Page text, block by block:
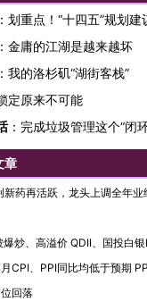
人道危
班牙
届链博
”接产
： 划重点！“十四五”规划
： 金庸的江湖是越来越坏
： 我的洛杉矶“湖街客栈”
定原来不可能
： 完成垃圾管理这个“闭
章
新药再活跃，龙头上调全年
爆炒、高溢价 QDII、国投白
CPI、PPI同比均低于预期
回落